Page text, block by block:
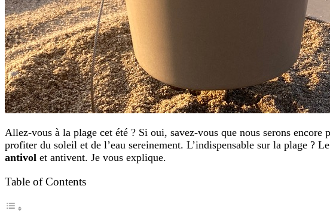
Allez-vous à la plage cet été ? Si oui, savez-vous que nous serons
profiter du soleil et de l’eau sereinement. L’indispensable sur la plage ? Le
antivol et antivent. Je vous explique.
Table of Contents